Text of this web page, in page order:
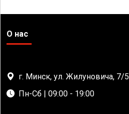
О нас
г. Минск, ул. Жилуновича, 7/5
Пн-Сб | 09:00 - 19:00